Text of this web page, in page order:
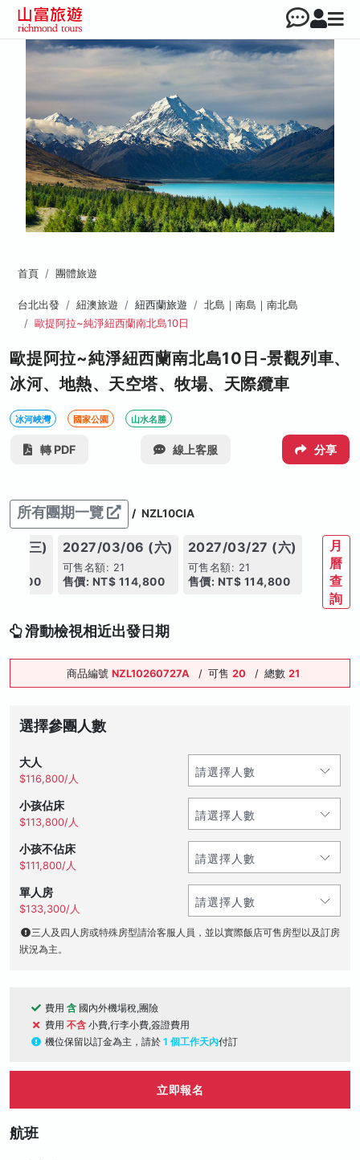
首頁 團體旅遊
台北出發 紐澳旅遊 紐西蘭旅遊
北島｜南島｜南北島
歐提阿拉~純淨紐西蘭南北島10日
歐提阿拉~純淨紐西蘭南北島10日-景觀列車、
冰河、地熱、天空塔、牧場、天際纜車
冰河峽灣 國家公園 山水名勝
轉 PDF 線上客服 分享
所有團期一覽 / NZL10CIA
(三) 2027/03/06 (六)
可售名額: 21
售價: NT$ 114,800
2027/03/27 (六)
可售名額: 21
售價: NT$ 114,800
月
曆
查
詢
滑動檢視相近出發日期
商品編號 NZL10260727A / 可售 20 / 總數 21
選擇參團人數
大人
$116,800/人
小孩佔床
$113,800/人
小孩不佔床
$111,800/人
單人房
$133,300/人
三人及四人房或特殊房型請洽客服人員，並以實際飯店可售房型以及訂房
狀況為主。
費用 含 國內外機場稅,團險
費用 不含 小費,行李小費,簽證費用
機位保留以訂金為主，請於 1 個工作天內付訂
立即報名
航班